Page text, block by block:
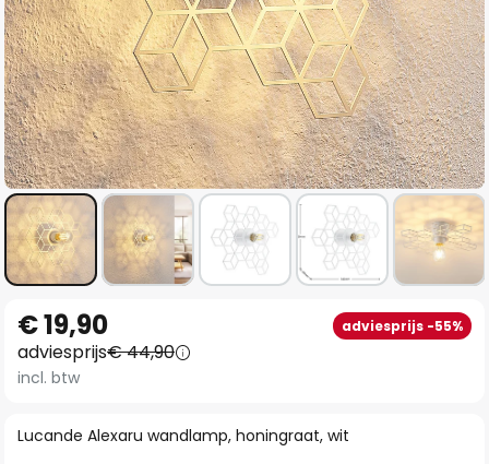
naar
het
begin
de
Lucande Alexaru wandlamp, honingraat, wit
€ 19,90 adviesprijs -55%
adviesprijs€ 44,90
incl. btw